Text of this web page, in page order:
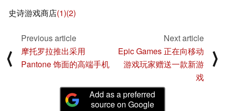
史诗游戏商店(1)(2)
⟨
Previous article
摩托罗拉推出采用
Pantone 饰面的高端手机
Next article
Epic Games 正在向移动
游戏玩家赠送一款新游
戏
⟩
Add as a preferred
source on Google